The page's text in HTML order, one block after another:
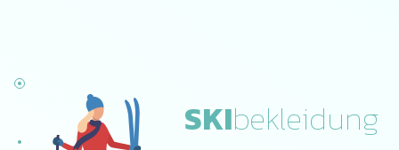
SKIbekleidung